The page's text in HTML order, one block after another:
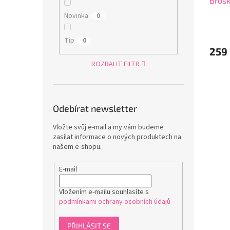
Novinka 0
Tip 0
ROZBALIT FILTR
Odebírat newsletter
Vložte svůj e-mail a my vám budeme
zasílat informace o nových produktech na
našem e-shopu.
E-mail
Vložením e-mailu souhlasíte s
podmínkami ochrany osobních údajů
PŘIHLÁSIT SE
259